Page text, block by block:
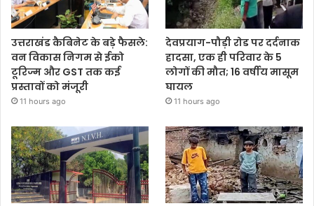
उत्तराखंड कैबिनेट के बड़े फैसले:
वन विकास निगम से ईको
टूरिज्म और GST तक कई
प्रस्तावों को मंजूरी
11 hours ago
देवप्रयाग-पौड़ी रोड पर दर्दनाक
हादसा, एक ही परिवार के 5
लोगों की मौत; 16 वर्षीय मासूम
घायल
11 hours ago